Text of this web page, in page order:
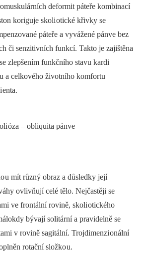
deformit páteře kombinací
koriguje skoli otické křivky se
páteře a vyvážené pánve bez
či senzitivních funkcí. Takto je zajištěna
zlepšením funkčního stavu kardi
a celkového životního komfortu
enta.
óza –⁠ obliquita pánve
u mít různý obraz a důsledky její
ovlivňují celé tělo. Nejčastěji se
ve frontální rovině, skoli otického
bývají solitární a pravidelně se
v rovině sagitální. Trojdimenzi onální
rotační složko u.